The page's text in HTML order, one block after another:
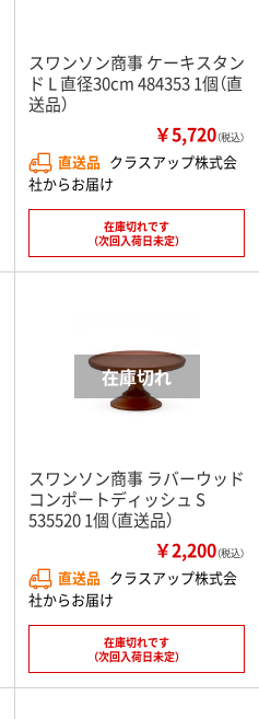
スワンソン商事 ケーキスタン
ド L 直径30cm 484353 1個（直
送品）
￥5,720（税込）
直送品 クラスアップ株式会
社からお届け
在庫切れです
（次回入荷日未定）
スワンソン商事 ラバーウッド
コンポートディッシュ S
535520 1個（直送品）
￥2,200（税込）
直送品 クラスアップ株式会
社からお届け
在庫切れです
（次回入荷日未定）